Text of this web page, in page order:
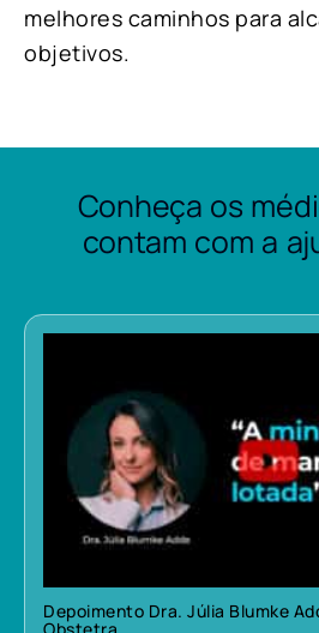
melhores caminhos para
objetivos.
Conheça os
contam com a
Depoimento Dra. Júlia Blumke